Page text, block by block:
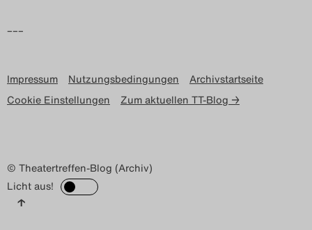
–––
Impressum Nutzungsbedingungen
Archivstartseite
Cookie Einstellungen
Zum aktuellen TT-Blog →
© Theatertreffen-Blog (Archiv)
Licht aus!
↑